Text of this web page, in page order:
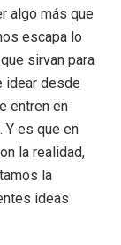
algo más que
escapa lo
sirvan para
idear desde
entren en
Y es que en
la realidad,
la
ideas